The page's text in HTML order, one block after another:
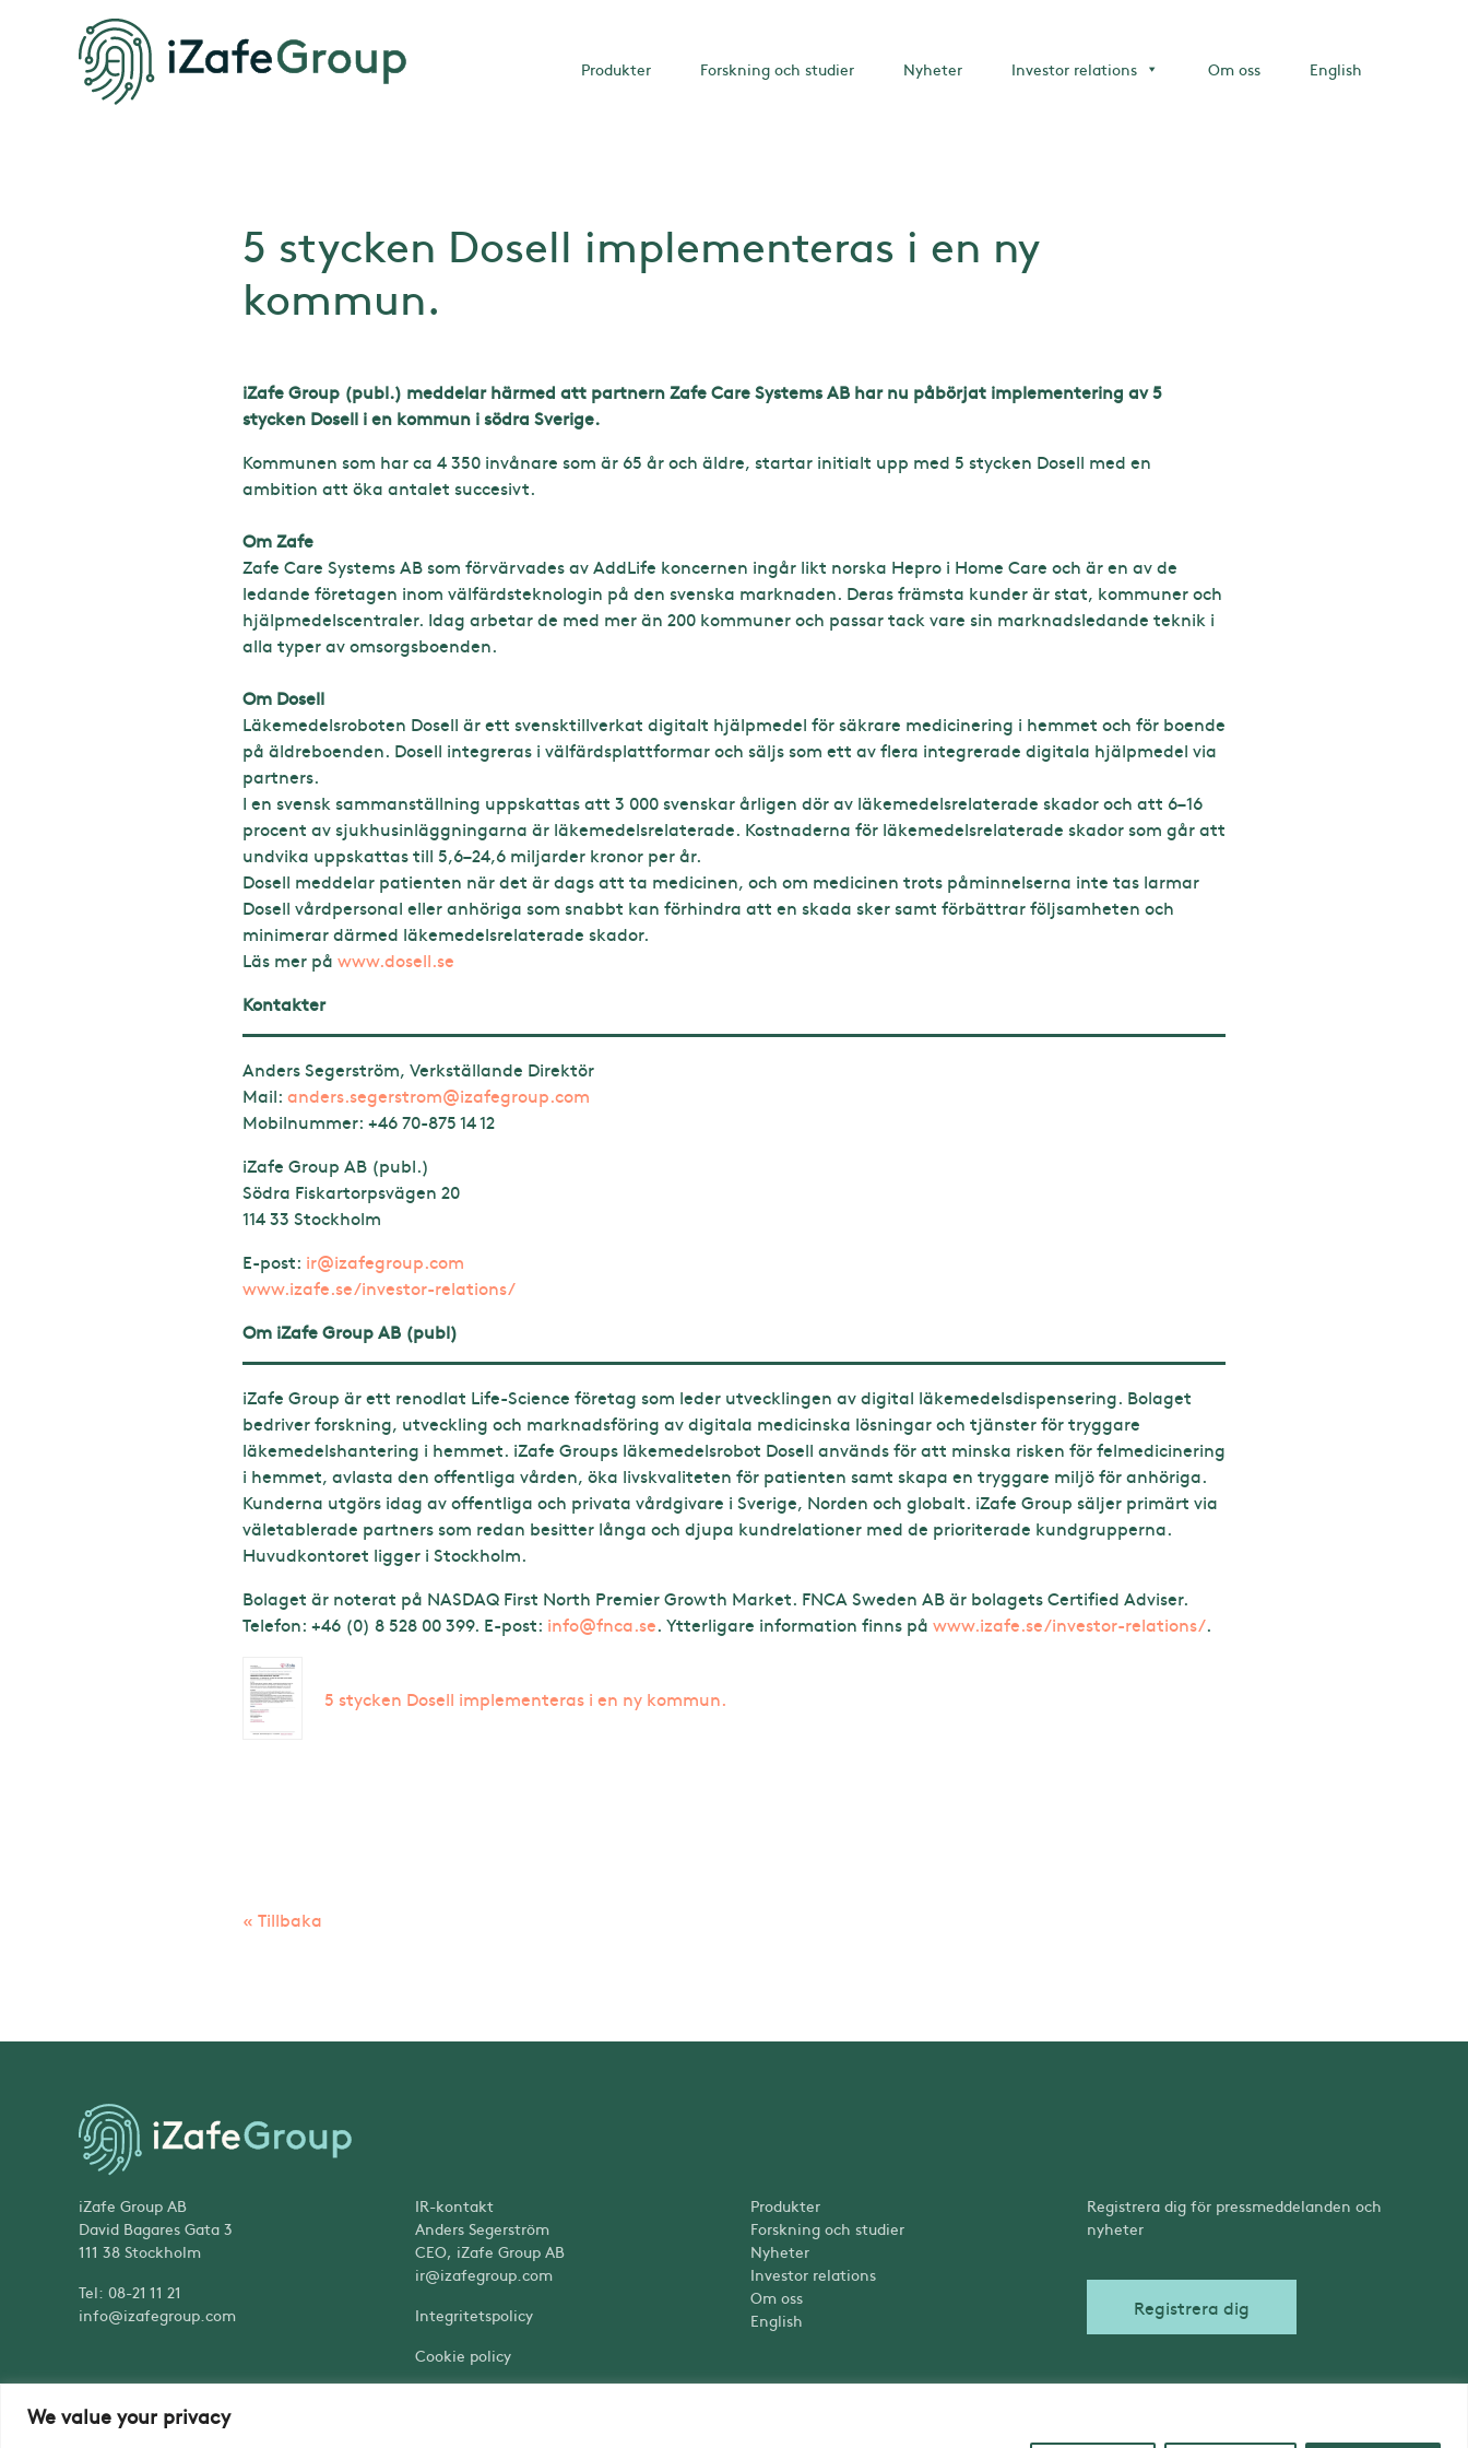
We value your privacy
Produkter Forskning och studier Nyheter Investor relations Om oss English
5 stycken Dosell implementeras i en ny
kommun.
iZafe Group (publ.) meddelar härmed att partnern Zafe Care Systems AB har nu påbörjat implementering av 5
stycken Dosell i en kommun i södra Sverige.
Kommunen som har ca 4 350 invånare som är 65 år och äldre, startar initialt upp med 5 stycken Dosell med en
ambition att öka antalet succesivt.
Om Zafe
Zafe Care Systems AB som förvärvades av AddLife koncernen ingår likt norska Hepro i Home Care och är en av de
ledande företagen inom välfärdsteknologin på den svenska marknaden. Deras främsta kunder är stat, kommuner och
hjälpmedelscentraler. Idag arbetar de med mer än 200 kommuner och passar tack vare sin marknadsledande teknik i
alla typer av omsorgsboenden.
Om Dosell
Läkemedelsroboten Dosell är ett svensktillverkat digitalt hjälpmedel för säkrare medicinering i hemmet och för boende
på äldreboenden. Dosell integreras i välfärdsplattformar och säljs som ett av flera integrerade digitala hjälpmedel via
partners.
I en svensk sammanställning uppskattas att 3 000 svenskar årligen dör av läkemedelsrelaterade skador och att 6–16
procent av sjukhusinläggningarna är läkemedelsrelaterade. Kostnaderna för läkemedelsrelaterade skador som går att
undvika uppskattas till 5,6–24,6 miljarder kronor per år.
Dosell meddelar patienten när det är dags att ta medicinen, och om medicinen trots påminnelserna inte tas larmar
Dosell vårdpersonal eller anhöriga som snabbt kan förhindra att en skada sker samt förbättrar följsamheten och
minimerar därmed läkemedelsrelaterade skador.
Läs mer på www.dosell.se
Kontakter
Anders Segerström, Verkställande Direktör
Mail: anders.segerstrom@izafegroup.com
Mobilnummer: +46 70-875 14 12
iZafe Group AB (publ.)
Södra Fiskartorpsvägen 20
114 33 Stockholm
E-post: ir@izafegroup.com
www.izafe.se/investor-relations/
Om iZafe Group AB (publ)
iZafe Group är ett renodlat Life-Science företag som leder utvecklingen av digital läkemedelsdispensering. Bolaget
bedriver forskning, utveckling och marknadsföring av digitala medicinska lösningar och tjänster för tryggare
läkemedelshantering i hemmet. iZafe Groups läkemedelsrobot Dosell används för att minska risken för felmedicinering
i hemmet, avlasta den offentliga vården, öka livskvaliteten för patienten samt skapa en tryggare miljö för anhöriga.
Kunderna utgörs idag av offentliga och privata vårdgivare i Sverige, Norden och globalt. iZafe Group säljer primärt via
väletablerade partners som redan besitter långa och djupa kundrelationer med de prioriterade kundgrupperna.
Huvudkontoret ligger i Stockholm.
Bolaget är noterat på NASDAQ First North Premier Growth Market. FNCA Sweden AB är bolagets Certified Adviser.
Telefon: +46 (0) 8 528 00 399. E-post: info@fnca.se. Ytterligare information finns på www.izafe.se/investor-relations/.
5 stycken Dosell implementeras i en ny kommun.
« Tillbaka
iZafe Group AB
David Bagares Gata 3
111 38 Stockholm
Tel: 08-21 11 21
info@izafegroup.com
IR-kontakt
Anders Segerström
CEO, iZafe Group AB
ir@izafegroup.com
Integritetspolicy
Cookie policy
Produkter
Forskning och studier
Nyheter
Investor relations
Om oss
English
Registrera dig för pressmeddelanden och
nyheter
Registrera dig